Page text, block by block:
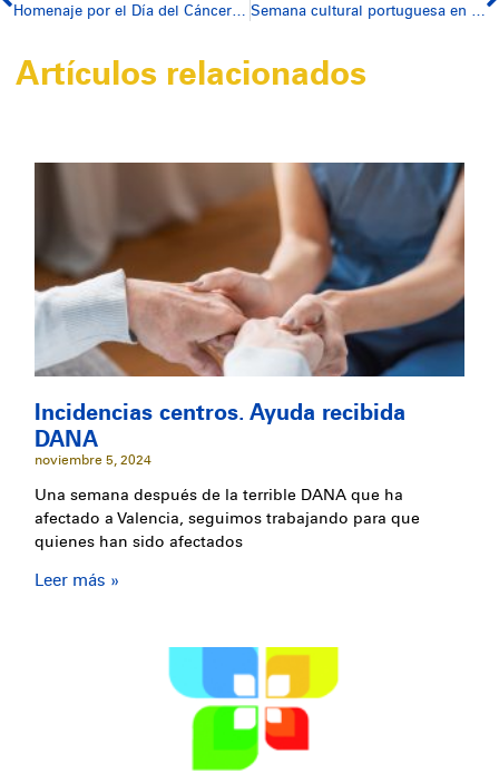
Artículos relacionados
Incidencias centros. Ayuda recibida
DANA
noviembre 5, 2024
Una semana después de la terrible DANA que ha
afectado a Valencia, seguimos trabajando para que
quienes han sido afectados
Leer más »